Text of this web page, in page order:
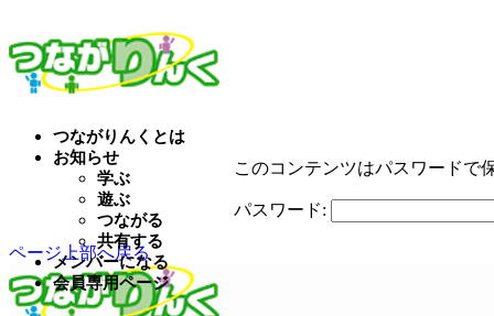
つながりんくとは
お知らせ
学ぶ
遊ぶ
つながる
共有する
メンバーになる
会員専用ページ
このコンテンツはパスワードで
パスワード:
ページ上部へ戻る